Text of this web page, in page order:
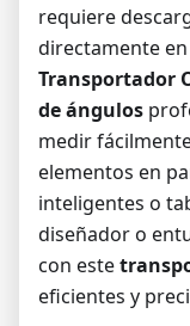
requiere
directamente
Transportador
de ángulos
medir
elementos en
inteligentes o
diseñador o
con este
eficientes y